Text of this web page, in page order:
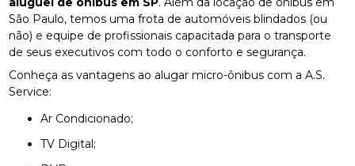
São Paulo, temos uma frota de automóveis blindados (ou
não) e equipe de profissionais capacitada para o transporte
de seus executivos com todo o conforto e segurança.
Conheça as vantagens ao alugar micro-ônibus com a A.S.
Service:
Ar Condicionado;
TV Digital;